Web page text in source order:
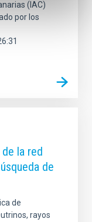
(IAC)
por los
la red
de
de
rayos